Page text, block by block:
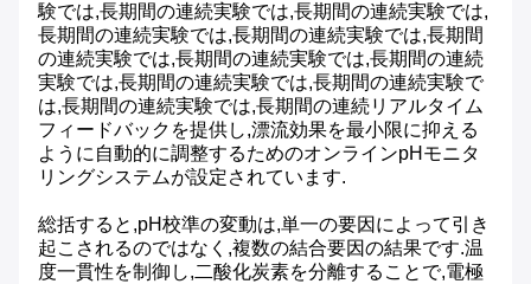
験では,長期間の連続実験では,長期間の連続実験では,
長期間の連続実験では,長期間の連続実験では,長期間
の連続実験では,長期間の連続実験では,長期間の連続
実験では,長期間の連続実験では,長期間の連続実験で
は,長期間の連続実験では,長期間の連続リアルタイム
フィードバックを提供し,漂流効果を最小限に抑える
ように自動的に調整するためのオンラインpHモニタ
リングシステムが設定されています.
総括すると,pH校準の変動は,単一の要因によって引き
起こされるのではなく,複数の結合要因の結果です.温
度一貫性を制御し,二酸化炭素を分離することで,電極